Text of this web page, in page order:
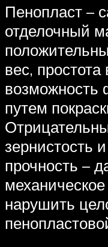
Пенопласт –
отделочный
вес, простота
возможность
путем
зернистость
прочность –
нарушить